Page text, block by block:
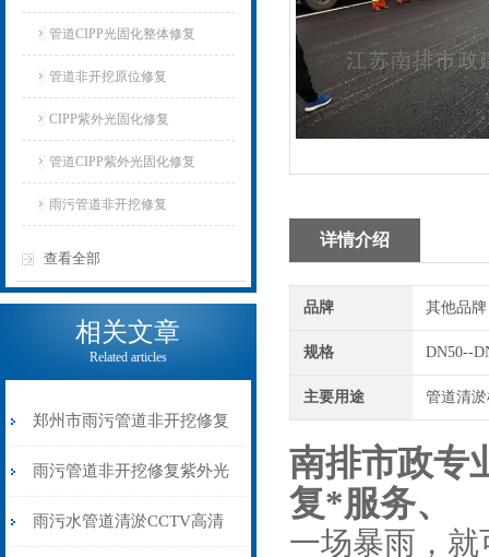
管道CIPP光固化整体修复
管道非开挖原位修复
CIPP紫外光固化修复
管道CIPP紫外光固化修复
雨污管道非开挖修复
查看全部
相关文章
Related articles
郑州市雨污管道非开挖修复
CIPP紫外光固化修复
雨污管道非开挖修复紫外光
固化CIPP修复施工技术见证
雨污水管道清淤CCTV高清
详情介绍
品牌 其他品牌
规格 DN50--
主要用途 管道清
南排市政专
复*服务、
一场暴雨，